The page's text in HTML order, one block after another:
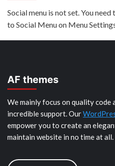
Social menu is not set. You
to Social Menu on Menu
AF themes
We mainly focus on quality code
incredible support. Our
empower you to create an
maintain website in no time at all.